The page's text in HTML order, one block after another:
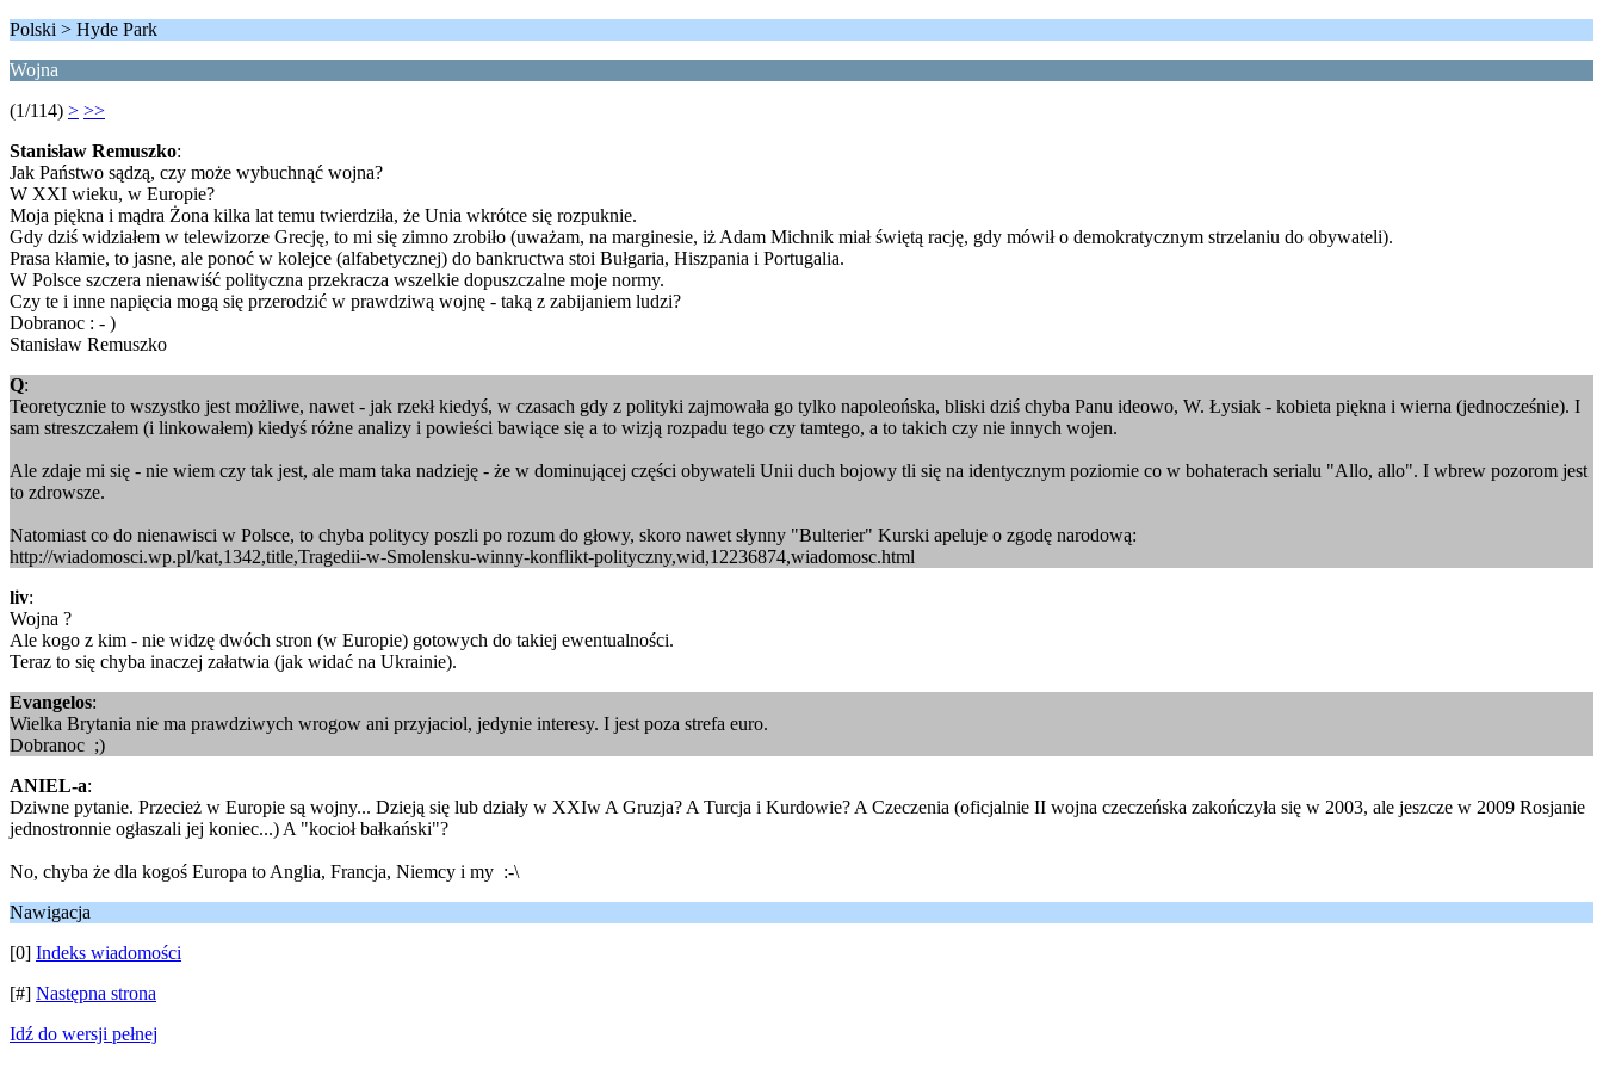
Polski > Hyde Park
Wojna
(1/114) > >>
Stanisław Remuszko:
Jak Państwo sądzą, czy może wybuchnąć wojna?
W XXI wieku, w Europie?
Moja piękna i mądra Żona kilka lat temu twierdziła, że Unia wkrótce się rozpuknie.
Gdy dziś widziałem w telewizorze Grecję, to mi się zimno zrobiło (uważam, na marginesie, iż Adam Michnik miał świętą rację, gdy mówił o demokratycznym strzelaniu do obywateli).
Prasa kłamie, to jasne, ale ponoć w kolejce (alfabetycznej) do bankructwa stoi Bułgaria, Hiszpania i Portugalia.
W Polsce szczera nienawiść polityczna przekracza wszelkie dopuszczalne moje normy.
Czy te i inne napięcia mogą się przerodzić w prawdziwą wojnę - taką z zabijaniem ludzi?
Dobranoc : - )
Stanisław Remuszko
Q:
Teoretycznie to wszystko jest możliwe, nawet - jak rzekł kiedyś, w czasach gdy z polityki zajmowała go tylko napoleońska, bliski dziś chyba Panu ideowo, W. Łysiak - kobieta piękna i wierna (jednocześnie). I
sam streszczałem (i linkowałem) kiedyś różne analizy i powieści bawiące się a to wizją rozpadu tego czy tamtego, a to takich czy nie innych wojen.
Ale zdaje mi się - nie wiem czy tak jest, ale mam taka nadzieję - że w dominującej części obywateli Unii duch bojowy tli się na identycznym poziomie co w bohaterach serialu "Allo, allo". I wbrew pozorom jest
to zdrowsze.
Natomiast co do nienawisci w Polsce, to chyba politycy poszli po rozum do głowy, skoro nawet słynny "Bulterier" Kurski apeluje o zgodę narodową:
http://wiadomosci.wp.pl/kat,1342,title,Tragedii-w-Smolensku-winny-konflikt-polityczny,wid,12236874,wiadomosc.html
liv:
Wojna ?
Ale kogo z kim - nie widzę dwóch stron (w Europie) gotowych do takiej ewentualności.
Teraz to się chyba inaczej załatwia (jak widać na Ukrainie).
Evangelos:
Wielka Brytania nie ma prawdziwych wrogow ani przyjaciol, jedynie interesy. I jest poza strefa euro.
Dobranoc ;)
ANIEL-a:
Dziwne pytanie. Przecież w Europie są wojny... Dzieją się lub działy w XXIw A Gruzja? A Turcja i Kurdowie? A Czeczenia (oficjalnie II wojna czeczeńska zakończyła się w 2003, ale jeszcze w 2009 Rosjanie
jednostronnie ogłaszali jej koniec...) A "kocioł bałkański"?
No, chyba że dla kogoś Europa to Anglia, Francja, Niemcy i my :-\
Nawigacja
[0] Indeks wiadomości
[#] Następna strona
Idź do wersji pełnej